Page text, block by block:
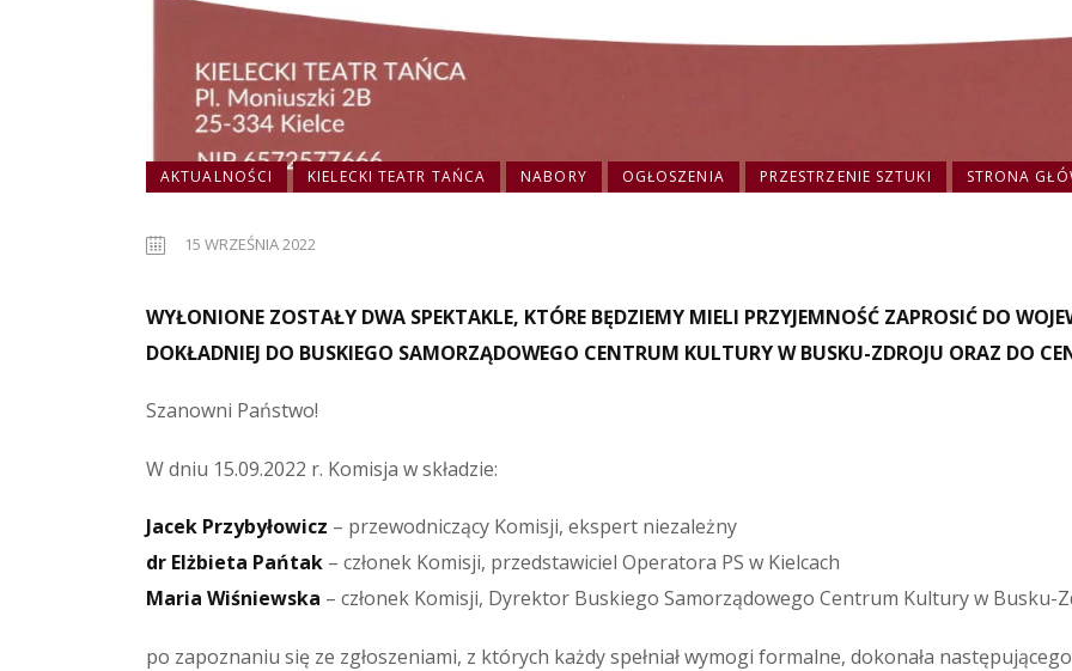
AKTUALNOŚCI KIELECKI TEATR TAŃCA NABORY OGŁOSZENIA PRZESTRZENIE SZTUKI STRONA
15 WRZEŚNIA 2022
WYŁONIONE ZOSTAŁY DWA SPEKTAKLE, KTÓRE BĘDZIEMY MIELI PRZYJEMNOŚĆ ZAPROSIĆ DO
DOKŁADNIEJ DO BUSKIEGO SAMORZĄDOWEGO CENTRUM KULTURY W BUSKU-ZDROJU ORAZ DO
Szanowni Państwo!
W dniu 15.09.2022 r. Komisja w składzie:
Jacek Przybyłowicz – przewodniczący Komisji, ekspert niezależny
dr Elżbieta Pańtak – członek Komisji, przedstawiciel Operatora PS w Kielcach
Maria Wiśniewska – członek Komisji, Dyrektor Buskiego Samorządowego Centrum Kultury w Busku-
po zapoznaniu się ze zgłoszeniami, z których każdy spełniał wymogi formalne, dokonała